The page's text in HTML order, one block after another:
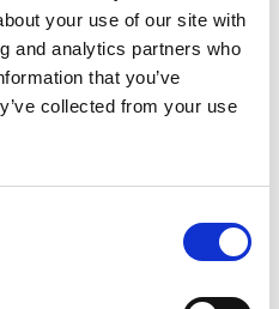
your use of our site with
and analytics partners who
that you’ve
collected from your use
cm).
a caldo produce un
caratteristiche di:
perimetrali maschio-femmina